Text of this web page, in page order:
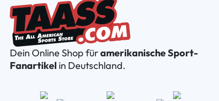
Dein Online Shop füramerikanische Sport-
Fanartikel in Deutschland.